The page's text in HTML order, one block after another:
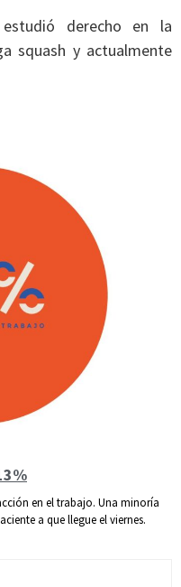
derecho en la
squash y actualmente
en el trabajo. Una minoría
a que llegue el viernes.